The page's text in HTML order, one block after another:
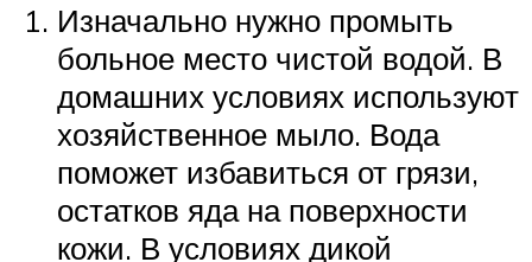
Изначально нужно промыть
больное место чистой водой. В
домашних условиях используют
хозяйственное мыло. Вода
поможет избавиться от грязи,
остатков яда на поверхности
кожи. В условиях дикой